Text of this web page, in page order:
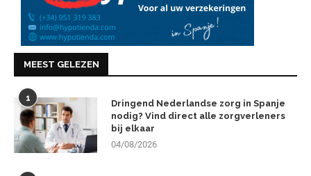
MEEST GELEZEN
1
Dringend Nederlandse zorg in Spanje
nodig? Vind direct alle zorgverleners
bij elkaar
04/08/2026